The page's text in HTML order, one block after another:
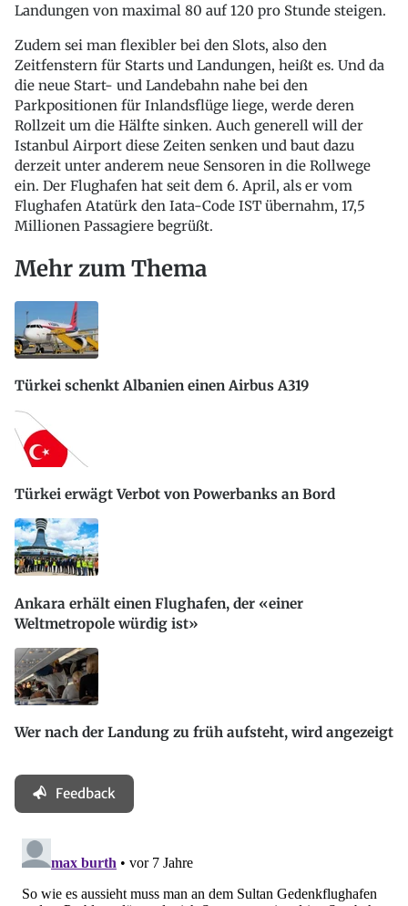
Landungen von maximal 80 auf 120 pro Stunde steigen.
Zudem sei man flexibler bei den Slots, also den
Zeitfenstern für Starts und Landungen, heißt es. Und da
die neue Start- und Landebahn nahe bei den
Parkpositionen für Inlandsflüge liege, werde deren
Rollzeit um die Hälfte sinken. Auch generell will der
Istanbul Airport diese Zeiten senken und baut dazu
derzeit unter anderem neue Sensoren in die Rollwege
ein. Der Flughafen hat seit dem 6. April, als er vom
Flughafen Atatürk den Iata-Code IST übernahm, 17,5
Millionen Passagiere begrüßt.
Mehr zum Thema
Türkei schenkt Albanien einen Airbus A319
Türkei erwägt Verbot von Powerbanks an Bord
Ankara erhält einen Flughafen, der «einer
Weltmetropole würdig ist»
Wer nach der Landung zu früh aufsteht, wird angezeigt
Feedback